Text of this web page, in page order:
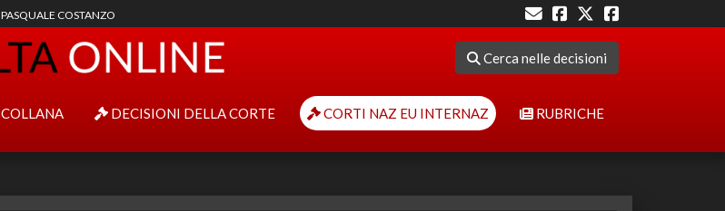
COSTANZO
Cerca nelle decisioni
DECISIONI DELLA CORTE CORTI NAZ EU INTERNAZ RUBRICHE